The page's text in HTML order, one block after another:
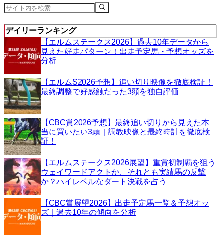
デイリーランキング
【エルムステークス2026】過去10年データから
見えた好走パターン！出走予定馬・予想オッズを
分析
【エルムS2026予想】追い切り映像を徹底検証！
最終調整で好感触だった3頭を独自評価
【CBC賞2026予想】最終追い切りから見えた本
当に買いたい3頭｜調教映像と最終時計を徹底検
証！
【エルムステークス2026展望】重賞初制覇を狙う
ウェイワードアクトか、それとも実績馬の反撃
か？ハイレベルなダート決戦を占う
【CBC賞展望2026】出走予定馬一覧＆予想オッ
ズ｜過去10年の傾向を分析